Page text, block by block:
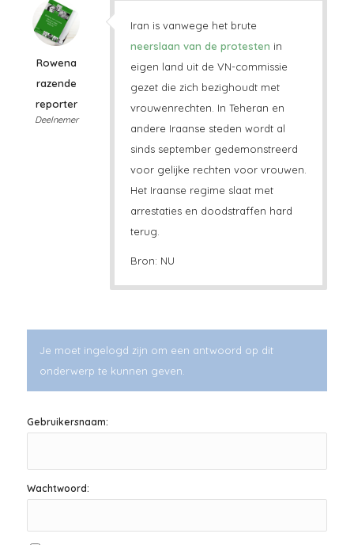
Rowena
razende
reporter
Deelnemer
Iran is vanwege het brute
neerslaan van de protesten in
eigen land uit de VN-commissie
gezet die zich bezighoudt met
vrouwenrechten. In Teheran en
andere Iraanse steden wordt al
sinds september gedemonstreerd
voor gelijke rechten voor vrouwen.
Het Iraanse regime slaat met
arrestaties en doodstraffen hard
terug.
Bron: NU
Je moet ingelogd zijn om een antwoord op dit
onderwerp te kunnen geven.
Gebruikersnaam:
Wachtwoord: